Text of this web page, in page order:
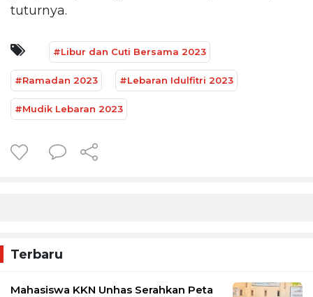
tuturnya.
#Libur dan Cuti Bersama 2023
#Ramadan 2023 #Lebaran Idulfitri 2023
#Mudik Lebaran 2023
Terbaru
Mahasiswa KKN Unhas Serahkan Peta